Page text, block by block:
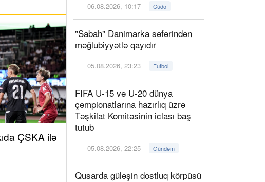
ÇSKA ilə
06.08.2026, 10:17 Cüdo
"Sabah" Danimarka səfərindən
məğlubiyyətlə qayıdır
05.08.2026, 23:23 Futbol
FIFA U-15 və U-20 dünya
çempionatlarına hazırlıq üzrə
Təşkilat Komitəsinin iclası baş
tutub
05.08.2026, 22:25 Gündəm
Qusarda güləşin dostluq körpüsü